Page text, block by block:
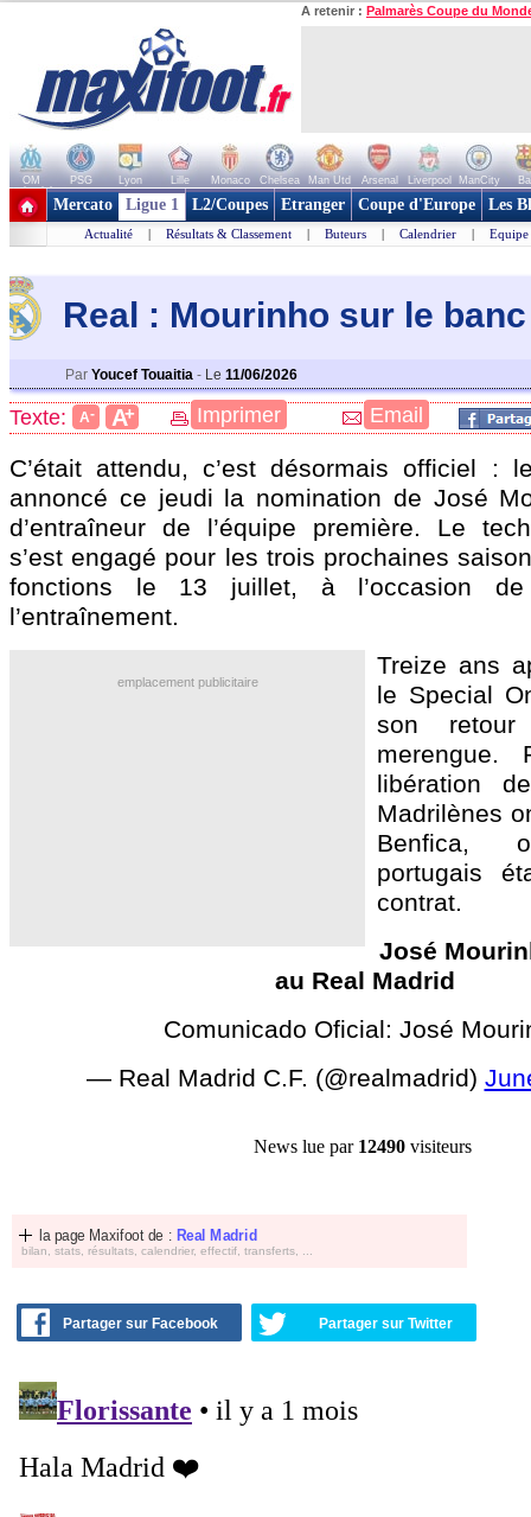
A retenir : Palmarès Coupe du
OM PSG Lyon Lille Monaco Chelsea Man Utd Arsenal Liverpool ManCity
+ de clubs
Mercato Ligue 1 L2/Coupes Etranger Coupe d'Europe Les
Actualité | Résultats & Classement | Buteurs | Calendrier | Equipe
Real : Mourinho sur le
Par Youcef Touaitia - Le 11/06/2026
Texte: A- A+ Imprimer Email
C’était attendu, c’est désormais officiel :
annoncé ce jeudi la nomination de José
d’entraîneur de l’équipe première. Le
s’est engagé pour les trois prochaines
fonctions le 13 juillet, à l’occasion
l’entraînement.
emplacement publicitaire
Treize ans
le Special
son
merengue.
libération
Madrilènes
Benfica,
portugais
contrat.
José
au Real Madrid
Comunicado Oficial: José
— Real Madrid C.F. (@realmadrid)
News lue par 12490 visiteurs
la page Maxifoot de : Real Madrid
bilan, stats, résultats, calendrier, effectif, transferts, ...
Partager sur Facebook Partager sur Twitter